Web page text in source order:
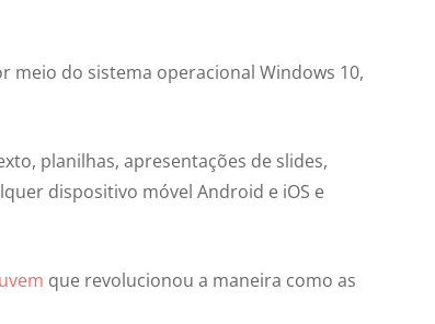
meio do sistema operacional Windows 10,
planilhas, apresentações de slides,
dispositivo móvel Android e iOS e
que revolucionou a maneira como as